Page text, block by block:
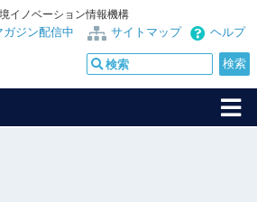
イノベーション情報機構
ヘルプ
サイトマップ
ガジン配信中